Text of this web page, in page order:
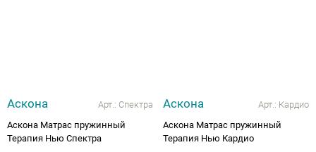
Аскона Арт.: Спектра
Аскона Матрас пружинный
Терапия Нью Спектра
Аскона Арт.: Кардио
Аскона Матрас пружинный
Терапия Нью Кардио